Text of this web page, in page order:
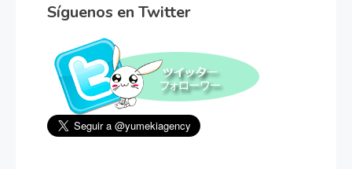
Síguenos en Twitter